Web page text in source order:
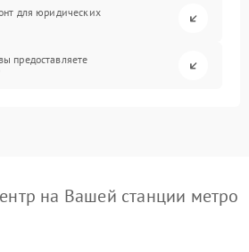
для юридических
предоставляете
на Вашей станции метро